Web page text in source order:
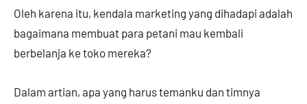
Oleh karena itu, kendala marketing yang dihadapi adalah
bagaimana membuat para petani mau kembali
berbelanja ke toko mereka?
Dalam artian, apa yang harus temanku dan timnya